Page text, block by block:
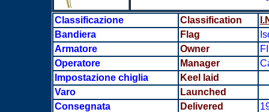
Classificazione Classification
Bandiera
Flag
Armatore
Owner
Operatore
Manager
Impostazione chiglia
Keel laid
Varo
Launched
Consegnata
Delivered